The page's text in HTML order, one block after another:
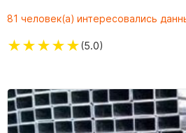
81 человек(а) интересовались
★★★★★(5.0)